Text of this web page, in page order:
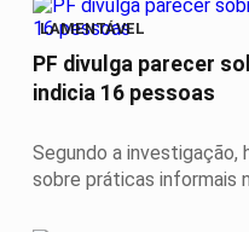
LAMENTÁVEL
PF divulga parecer
indicia 16 pessoas
Segundo a investigação,
sobre práticas informais